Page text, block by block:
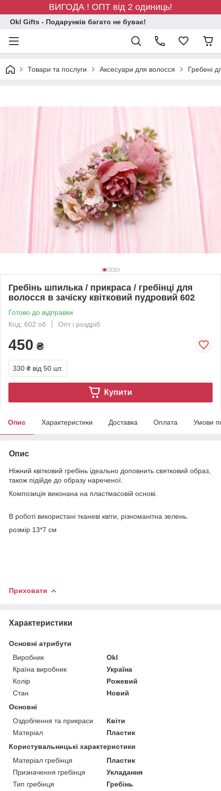
ВИГОДА ! ОПТ від 2 одиниць!
Okl Gifts - Подарунків багато не буває!
Товари та послуги Аксесуари для волосся Гребені
Гребінь шпилька / прикраса / гребінці для
волосся в зачіску квітковий пудровий 602
Готово до відправки
Код: 602 об
Опт і роздріб
450 ₴
330 ₴ від 50 шт.
Купити
Опис Характеристики Доставка Оплата Умови
Опис
Ніжний квітковий гребінь ідеально доповнить святковий образ,
також підійде до образу нареченої.
Композиція виконана на пластмасовій основі.
​​​​​​В роботі використані тканеві квіти, різноманітна зелень.
розмір 13*7 см
Приховати
Характеристики
Основні атрибути
Виробник
Okl
Країна виробник
Україна
Колір
Рожевий
Стан
Новий
Основні
Оздоблення та прикраси
Квіти
Матеріал
Пластик
Користувальницькі характеристики
Матеріал гребінця
Пластик
Призначення гребінця
Укладання
Тип гребінця
Гребінь